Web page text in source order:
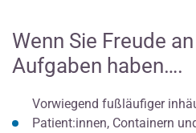
Wenn Sie Freude
Aufgaben haben….
Vorwiegend fußläufiger
Patient:innen, Containern